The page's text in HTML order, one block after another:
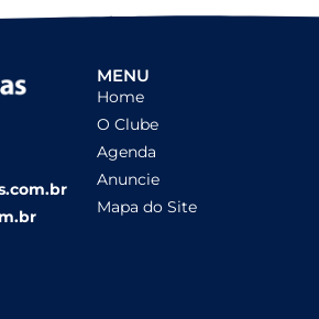
MENU
Home
O Clube
Agenda
Anuncie
Mapa do Site